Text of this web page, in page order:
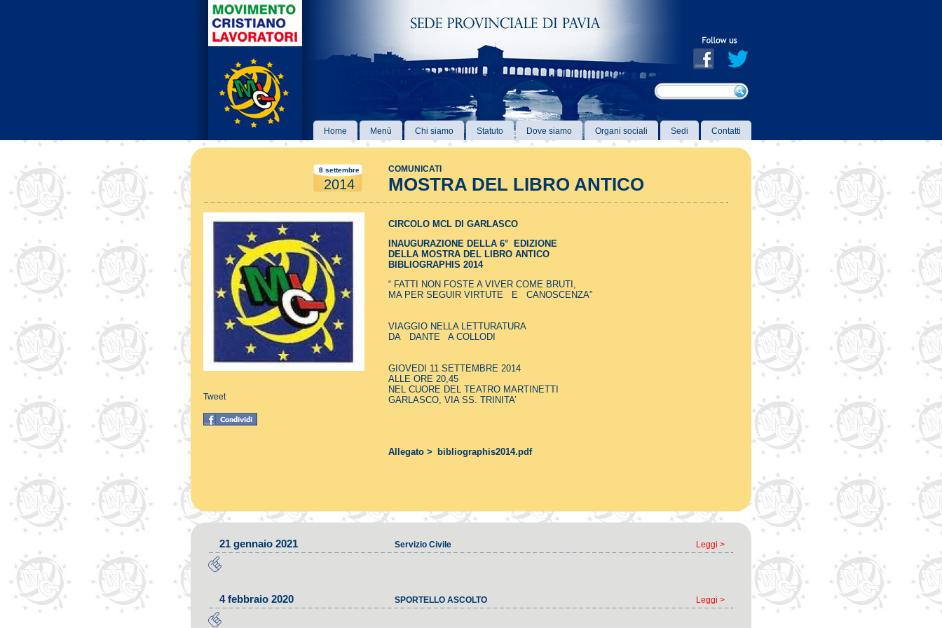
Home Menù Chi siamo Statuto Dove siamo Organi sociali Sedi Contatti
8 settembre
2014
COMUNICATI
MOSTRA DEL LIBRO ANTICO
Tweet
CIRCOLO MCL DI GARLASCO
INAUGURAZIONE DELLA 6° EDIZIONE
DELLA MOSTRA DEL LIBRO ANTICO
BIBLIOGRAPHIS 2014
“ FATTI NON FOSTE A VIVER COME BRUTI,
MA PER SEGUIR VIRTUTE E CANOSCENZA”
VIAGGIO NELLA LETTURATURA
DA DANTE A COLLODI
GIOVEDI 11 SETTEMBRE 2014
ALLE ORE 20,45
NEL CUORE DEL TEATRO MARTINETTI
GARLASCO, VIA SS. TRINITA’
Allegato > bibliographis2014.pdf
21 gennaio 2021 Servizio Civile Leggi >
4 febbraio 2020 SPORTELLO ASCOLTO Leggi >